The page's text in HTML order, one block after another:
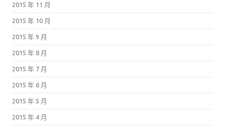
2015 年 11 月
2015 年 10 月
2015 年 9 月
2015 年 8 月
2015 年 7 月
2015 年 6 月
2015 年 5 月
2015 年 4 月